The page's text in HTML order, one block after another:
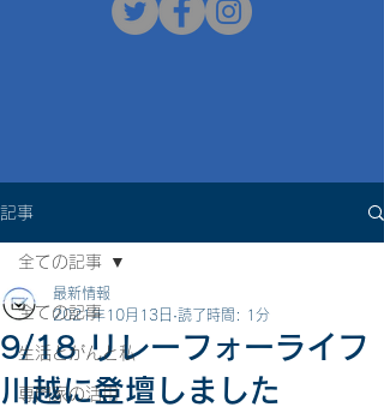
記事
全ての記事
生活とがんと私
専門家の活用
全ての記事
9/18 リレーフォーライフ
川越に登壇しました
最新情報
2021年10月13日 読了時間: 1分